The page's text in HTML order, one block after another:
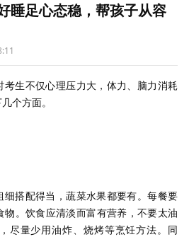
睡足心态稳，帮孩子从容
考生不仅心理压力大，体力、脑力消耗
个方面。
细搭配得当，蔬菜水果都要有。每餐要
。饮食应清淡而富有营养，不要太油
尽量少用油炸、烧烤等烹饪方法。同